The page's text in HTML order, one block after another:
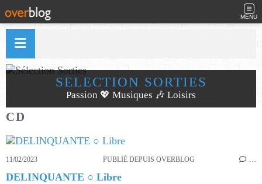
MENU
SÉLECTION SORTIES
Passion 💖 Musiques 🎶 Loisirs
CD
11/02/2023 PUBLIÉ DEPUIS OVERBLOG …
DELINQUANTE ○ Libre